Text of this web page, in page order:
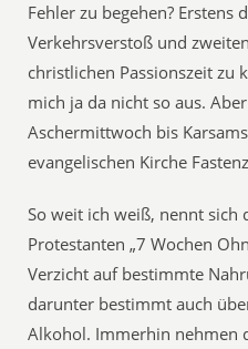
Fehler zu begehen? Erstens
Verkehrsverstoß und
christlichen Passionszeit zu
mich ja da nicht so aus.
Aschermittwoch bis
evangelischen Kirche
So weit ich weiß, nennt sich
Protestanten „7 Wochen
Verzicht auf bestimmte
darunter bestimmt auch
Alkohol. Immerhin nehmen